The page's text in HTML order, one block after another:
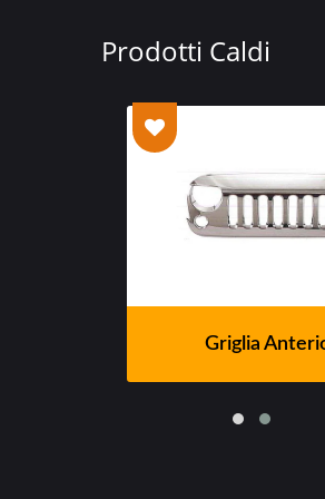
Prodotti Caldi
Griglia Anteriore